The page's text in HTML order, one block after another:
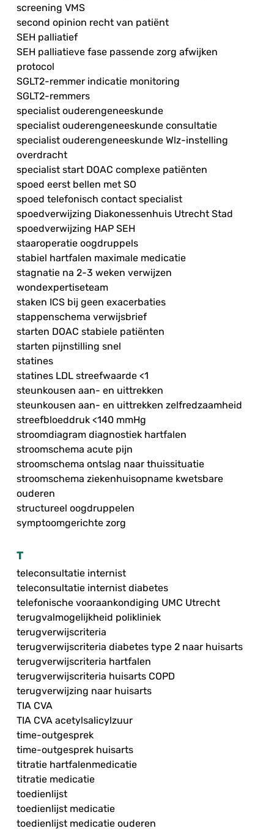
screening VMS
second opinion recht van patiënt
SEH palliatief
SEH palliatieve fase passende zorg afwijken
protocol
SGLT2-remmer indicatie monitoring
SGLT2-remmers
specialist ouderengeneeskunde
specialist ouderengeneeskunde consultatie
specialist ouderengeneeskunde Wlz-instelling
overdracht
specialist start DOAC complexe patiënten
spoed eerst bellen met SO
spoed telefonisch contact specialist
spoedverwijzing Diakonessenhuis Utrecht Stad
spoedverwijzing HAP SEH
staaroperatie oogdruppels
stabiel hartfalen maximale medicatie
stagnatie na 2-3 weken verwijzen
wondexpertiseteam
staken ICS bij geen exacerbaties
stappenschema verwijsbrief
starten DOAC stabiele patiënten
starten pijnstilling snel
statines
statines LDL streefwaarde <1
steunkousen aan- en uittrekken
steunkousen aan- en uittrekken zelfredzaamheid
streefbloeddruk <140 mmHg
stroomdiagram diagnostiek hartfalen
stroomschema acute pijn
stroomschema ontslag naar thuissituatie
stroomschema ziekenhuisopname kwetsbare
ouderen
structureel oogdruppelen
symptoomgerichte zorg
T
teleconsultatie internist
teleconsultatie internist diabetes
telefonische vooraankondiging UMC Utrecht
terugvalmogelijkheid polikliniek
terugverwijscriteria
terugverwijscriteria diabetes type 2 naar huisarts
terugverwijscriteria hartfalen
terugverwijscriteria huisarts COPD
terugverwijzing naar huisarts
TIA CVA
TIA CVA acetylsalicylzuur
time-outgesprek
time-outgesprek huisarts
titratie hartfalenmedicatie
titratie medicatie
toedienlijst
toedienlijst medicatie
toedienlijst medicatie ouderen